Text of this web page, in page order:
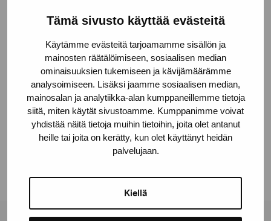
Tämä sivusto käyttää evästeitä
Käytämme evästeitä tarjoamamme sisällön ja
mainosten räätälöimiseen, sosiaalisen median
ominaisuuksien tukemiseen ja kävijämäärämme
analysoimiseen. Lisäksi jaamme sosiaalisen median,
mainosalan ja analytiikka-alan kumppaneillemme tietoja
siitä, miten käytät sivustoamme. Kumppanimme voivat
yhdistää näitä tietoja muihin tietoihin, joita olet antanut
heille tai joita on kerätty, kun olet käyttänyt heidän
palvelujaan.
Kiellä
Pro Artibus, Ekenäs
© Kuvasto 2026
Dela:
Facebook